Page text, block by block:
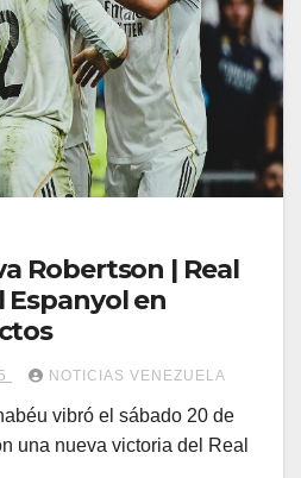
Robertson | Real
Espanyol en
NOTICIAS VENEZUELA
vibró el sábado 20 de
una nueva victoria del Real